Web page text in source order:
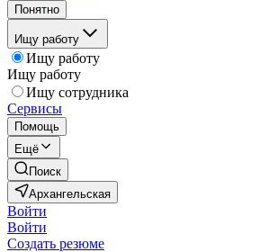
Понятно
Ищу работу
Ищу работу
Ищу работу
Ищу сотрудника
Сервисы
Помощь
Ещё
Поиск
Архангельская
Войти
Войти
Создать резюме